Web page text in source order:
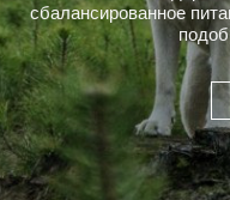
сбалансированное